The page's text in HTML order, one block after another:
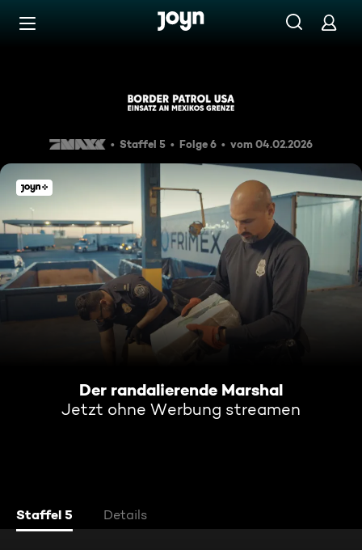
Zum Inhalt springen
Staffel 5 Folge 6 vom 04.02.2026
Der randalierende Marshal
Jetzt ohne Werbung streamen
Staffel 5 Details